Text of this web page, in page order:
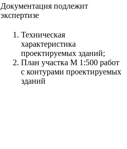
Документация подлежит
экспертизе
Техническая
характеристика
проектируемых зданий;
План участка М 1:500 работ
с контурами проектируемых
зданий